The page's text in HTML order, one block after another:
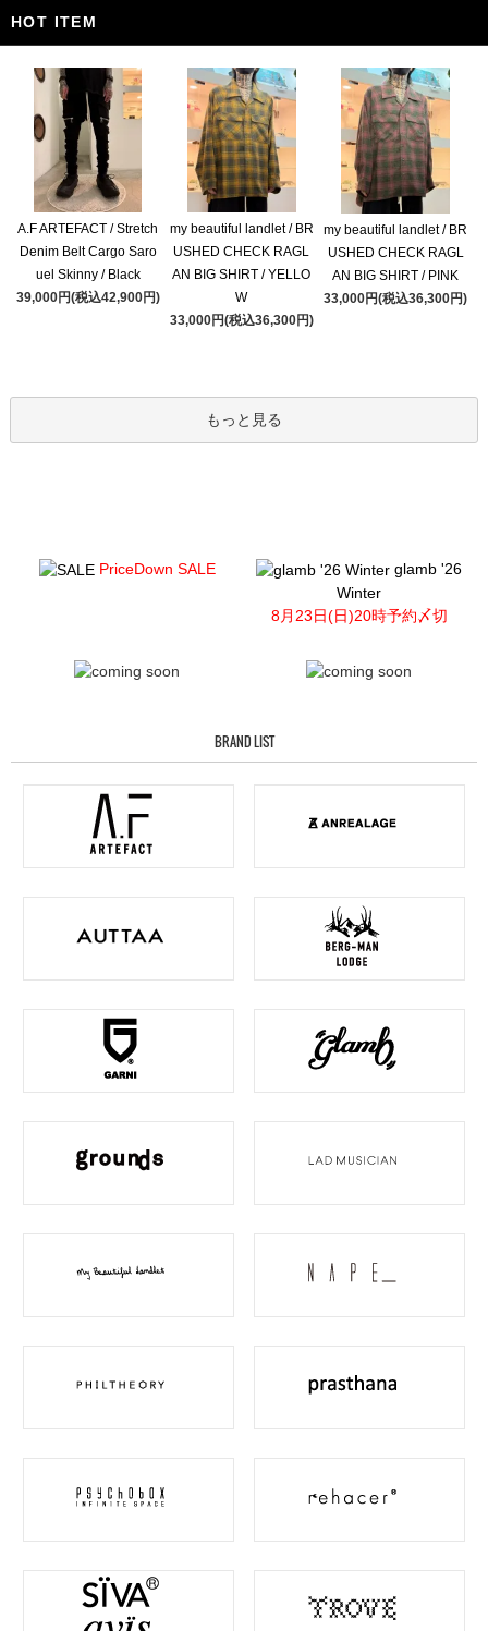
HOT ITEM
A.F ARTEFACT / Stretch
Denim Belt Cargo Saro
uel Skinny / Black
39,000円(税込42,900円)
my beautiful landlet / BR
USHED CHECK RAGL
AN BIG SHIRT / YELLO
W
33,000円(税込36,300円)
my beautiful landlet / BR
USHED CHECK RAGL
AN BIG SHIRT / PINK
33,000円(税込36,300円)
もっと見る
PriceDown SALE
glamb '26
Winter
8月23日(日)20時予約〆切
BRAND LIST